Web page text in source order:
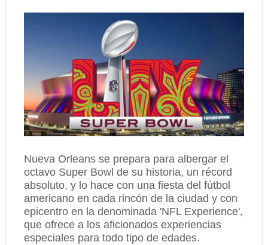
Nueva Orleans se prepara para albergar el
octavo Super Bowl de su historia, un récord
absoluto, y lo hace con una fiesta del fútbol
americano en cada rincón de la ciudad y con
epicentro en la denominada 'NFL Experience',
que ofrece a los aficionados experiencias
especiales para todo tipo de edades.